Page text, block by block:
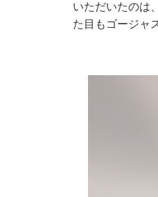
いただいたのは
た目もゴージャ